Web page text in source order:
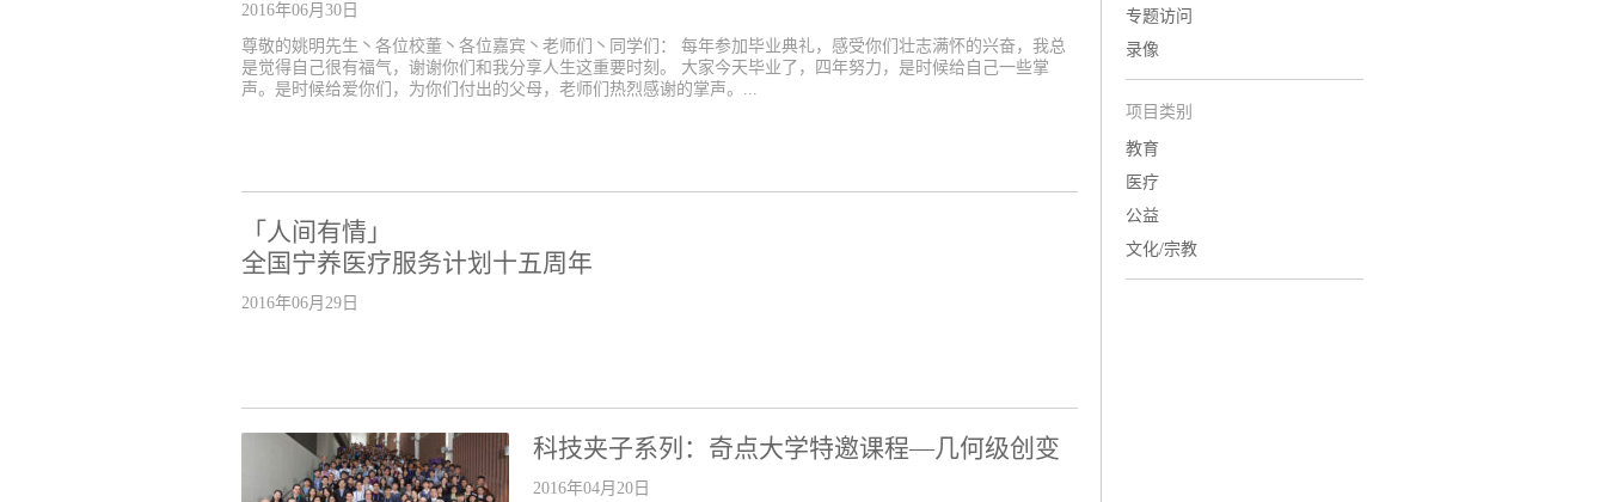
2016年06月30日
尊敬的姚明先生丶各位校董丶各位嘉宾丶老师们丶同学们： 每年参加毕业典礼，感受你们壮志满怀的兴奋，我总
是觉得自己很有福气，谢谢你们和我分享人生这重要时刻。 大家今天毕业了，四年努力，是时候给自己一些掌
声。是时候给爱你们，为你们付出的父母，老师们热烈感谢的掌声。...
「人间有情」
全国宁养医疗服务计划十五周年
2016年06月29日
科技夹子系列：奇点大学特邀课程—几何级创变
2016年04月20日
专题访问
录像
项目类别
教育
医疗
公益
文化/宗教